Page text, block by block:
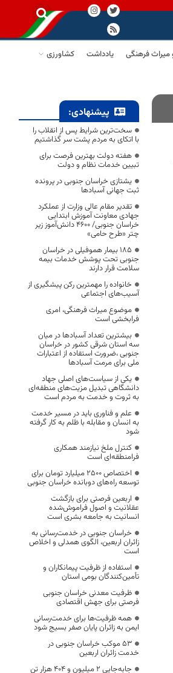
فرهنگی یادداشت
کشاورزی
پیشنهادی:
سخت‌ترین شرایط پس از انقلاب را
با اتکای به مردم پشت سر گذاشتیم
هفته دولت بهترین فرصت برای
تبیین خدمات نظام و دولت
یشتازی خراسان جنوبی در پرونده
ثبت جهانی آسبادها
تقدیر مقام عالی وزارت از عملکرد
جهادی معاونت آموزش ابتدایی
خراسان جنوبی/ ۴۶۰۰ دانش‌آموز زیر
چتر «طرح حامی»
۱۸۵ بیمار هموفیلی در خراسان
جنوبی تحت پوشش خدمات بیمه
سلامت قرار دارند
خانواده را مهمترین رکن پیشگیری از
آسیب‌های اجتماعی
موضوع میراث فرهنگی، امری
فرابخشی است
بیشترین تعداد آسبادها در میان
سه استان شرقی کشور در خراسان
جنوبی ،ضرورت استفاده از اعتبارات
ملی برای مرمت آسبادها
یکی از سیاست‌های اصلی جهاد
دانشگاهی تبدیل مزیت‌های منطقه‌ای
به ثروت و خدمت به مردم است
علم و فناوری باید در مسیر خدمت
به انسان و مقابله با ظلم به کار گرفته
شود
کنترل ملخ نیازمند همکاری
فرامنطقه‌ای است
اختصاص 2500 میلیارد تومان برای
توسعه راه‌های دوبانده خراسان جنوبی
اربعین فرصتی برای بازگشت
عقلانیت و اصول فراموش‌شده
انسانیت به جامعه بشری است
خراسان جنوبی در خدمت‌رسانی به
زائران اربعین، الگوی همدلی و اخلاص
است
استفاده از ظرفیت پیمانکاران و
تأمین‌کنندگان بومی استان
ظرفیت معدنی خراسان جنوبی
فرصتی برای جهش اقتصادی
همه ظرفیت‌ها برای خدمت‌رسانی
ایمن به زائران پایان صفر بسیج شود
53 موکب خراسان جنوبی در
خدمت زائران اربعین
جابه‌جایی 2 میلیون و 404 هزار تن